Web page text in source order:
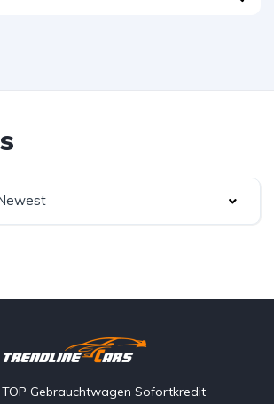
Gebrauchtwagen Sofortkredit